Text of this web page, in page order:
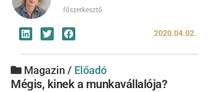
főszerkesztő
2020.04.02.
Magazin / Előadó
Mégis, kinek a munkavállalója?